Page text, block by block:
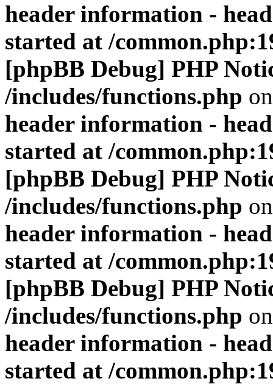
header information -
started at /
[phpBB Debug] PHP
/includes/functions.php
header information -
started at /
[phpBB Debug] PHP
/includes/functions.php
header information -
started at /
[phpBB Debug] PHP
/includes/functions.php
header information -
started at /